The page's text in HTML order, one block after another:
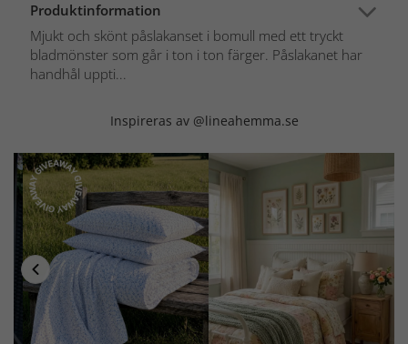
Produktinformation
Mjukt och skönt påslakanset i bomull med ett tryckt
bladmönster som går i ton i ton färger. Påslakanet har
handhål uppti...
Inspireras av @lineahemma.se